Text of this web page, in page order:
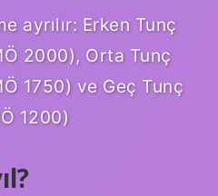
ayrılır: Erken Tunç
2000), Orta Tunç
1750) ve Geç Tunç
1200)